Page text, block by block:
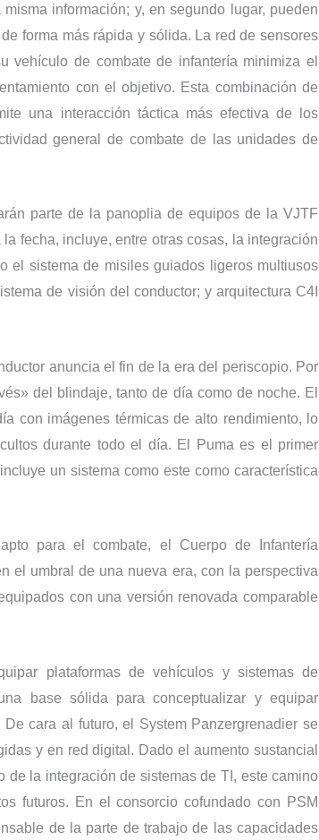
información; y, en segundo lugar, pueden
forma más rápida y sólida. La red de sensores
vehículo de combate de infantería minimiza el
con el objetivo. Esta combinación de
una interacción táctica más efectiva de los
general de combate de las unidades de
parte de la panoplia de equipos de la VJTF
fecha, incluye, entre otras cosas, la integración
el sistema de misiles guiados ligeros multiusos
de visión del conductor; y arquitectura C4I
anuncia el fin de la era del periscopio. Por
del blindaje, tanto de día como de noche. El
con imágenes térmicas de alto rendimiento, lo
durante todo el día. El Puma es el primer
un sistema como este como característica
para el combate, el Cuerpo de Infantería
el umbral de una nueva era, con la perspectiva
con una versión renovada comparable
plataformas de vehículos y sistemas de
base sólida para conceptualizar y equipar
cara al futuro, el System Panzergrenadier se
y en red digital. Dado el aumento sustancial
la integración de sistemas de TI, este camino
futuros. En el consorcio cofundado con PSM
de la parte de trabajo de las capacidades